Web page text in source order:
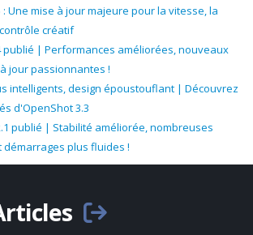
: Une mise à jour majeure pour la vitesse, la
créatif
publié | Performances améliorées, nouveaux
jour passionnantes !
intelligents, design époustouflant | Découvrez
d'OpenShot 3.3
publié | Stabilité améliorée, nombreuses
démarrages plus fluides !